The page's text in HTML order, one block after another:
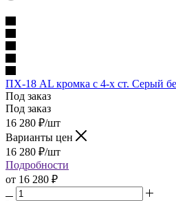
ПХ-18 AL кромка с 4-х ст. Серый
Под заказ
Под заказ
16 280 ₽/шт
Варианты цен
16 280 ₽/шт
Подробности
от 16 280 ₽